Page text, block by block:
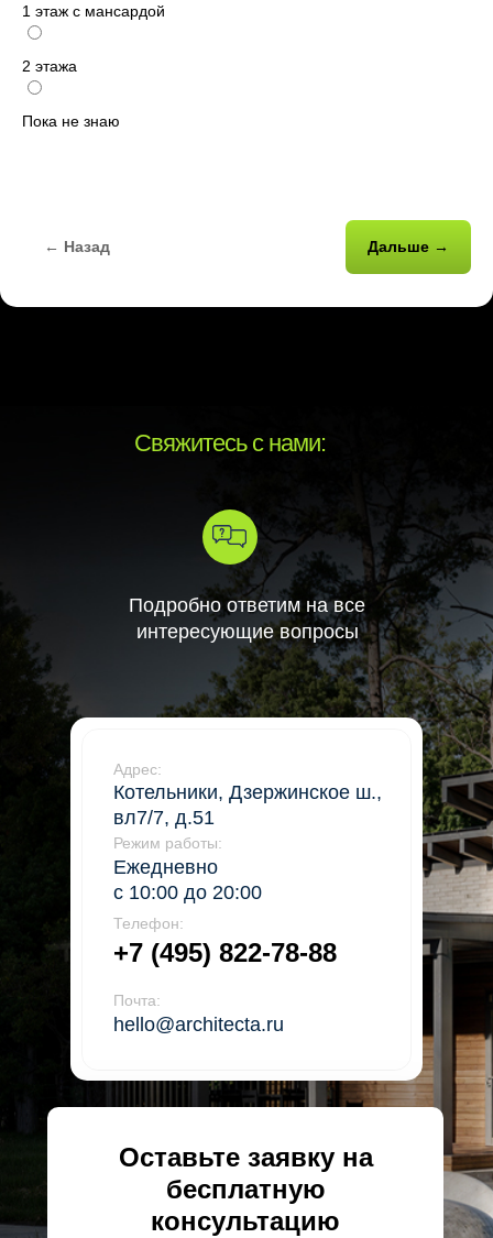
1 этаж с мансардой
2 этажа
Пока не знаю
← Назад Дальше →
Свяжитесь с нами:
+7 (495) 822-78-88
Адрес:
Котельники, Дзержинское ш.,
вл7/7, д.51
Режим работы:
Ежедневно
с 10:00 до 20:00
Телефон:
Почта:
hello@architecta.ru
Оставьте заявку на
бесплатную
консультацию
Подробно ответим на все
интересующие вопросы